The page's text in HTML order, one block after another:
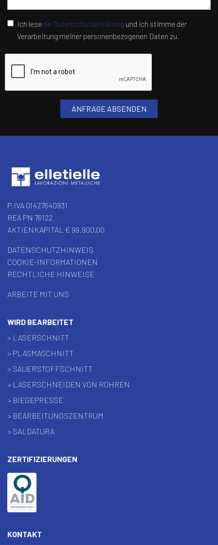
Ich lesedie Datenschutzerklärung und ich stimme der
Verarbeitung meiner personenbezogenen Daten zu.
P.IVA 01427640931
REA PN 76122
AKTIENKAPITAL € 99.900,00
DATENSCHUTZHINWEIS
COOKIE-INFORMATIONEN
RECHTLICHE HINWEISE
ARBEITE MIT UNS
WIRD BEARBEITET
> LASERSCHNITT
> PLASMASCHNITT
> SAUERSTOFFSCHNITT
> LASERSCHNEIDEN VON ROHREN
> BIEGEPRESSE
> BEARBEITUNGSZENTRUM
> SALDATURA
ZERTIFIZIERUNGEN
KONTAKT